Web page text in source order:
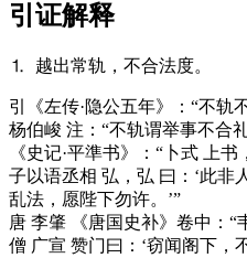
引证解释
⒈ 越出常轨，不合法度。
引
《左传·隐公五年》：“不轨
杨伯峻 注：“不轨谓举事不合
《史记·平準书》：“卜式 上
子以语丞相 弘，弘 曰：‘此非
乱法，愿陛下勿许。’”
唐 李肇 《唐国史补》卷中：“
僧 广宣 赞门曰：‘窃闻阁下，